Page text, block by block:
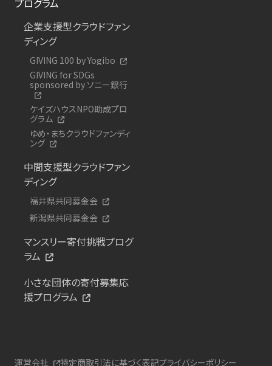
企業支援型クラウドファン
ディング
GIVING 100 by Yogibo
GIVING for SDGs
sponsored by ソニー銀行
ケイズハウスNPO助成プロ
グラム
ゆめ・まちクラウドファンディ
ング
中間支援型クラウドファン
ディング
福井県共同募金会
新潟県共同募金会
マンスリー寄付挑戦プログ
ラム
小さな団体の寄付募集応
援プログラム
運営会社 特定商取引法に基づく表記プライバシーポリシー